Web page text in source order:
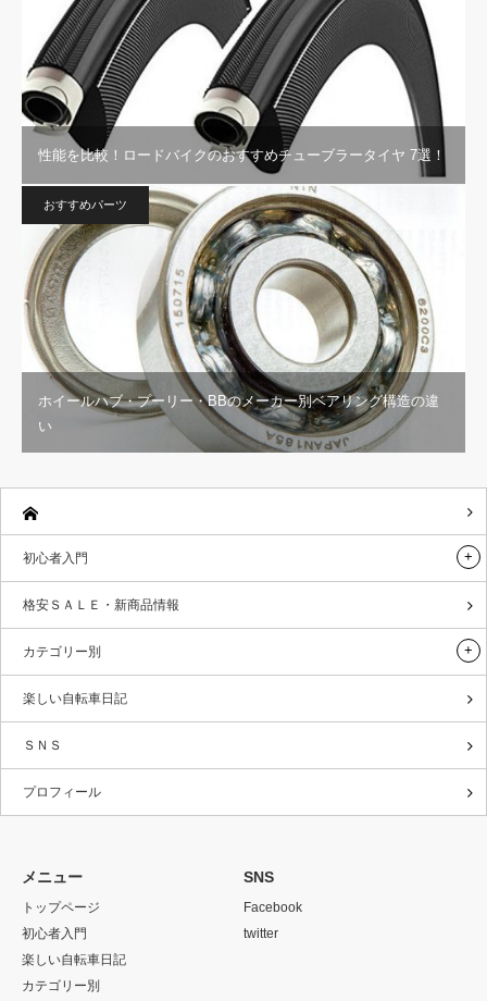
性能を比較！ロードバイクのおすすめチューブラータイヤ 7選！
おすすめパーツ
ホイールハブ・プーリー・BBのメーカー別ベアリング構造の違
い
初心者入門
格安ＳＡＬＥ・新商品情報
カテゴリー別
楽しい自転車日記
ＳＮＳ
プロフィール
メニュー
トップページ
初心者入門
楽しい自転車日記
カテゴリー別
SNS
Facebook
twitter